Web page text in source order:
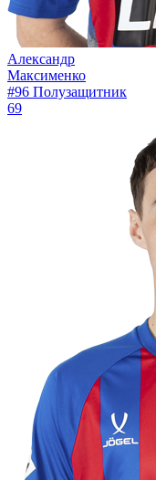
Александр
Максименко
#96 Полузащитник
69